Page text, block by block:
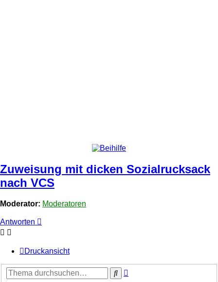
Zuweisung mit dicken Sozialrucksack
nach VCS
Moderator: Moderatoren
Antworten
Druckansicht
Suche